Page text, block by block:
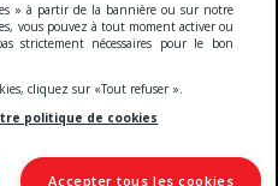
M. Schnadt
» à partir de la bannière ou sur notre
vous pouvez à tout moment activer ou
strictement nécessaires pour le bon
cliquez sur «Tout refuser ».
politique de cookies
Accepter tous les cookies